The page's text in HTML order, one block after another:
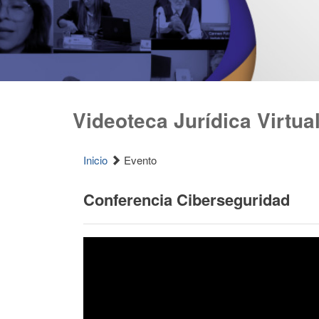
Videoteca Jurídica
Inicio Evento
Conferencia Ciberseguridad